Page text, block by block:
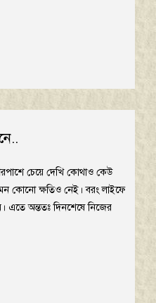
চেয়ে দেখি কোথাও কেউ
কোনো ক্ষতিও নেই। বরং লাইফে
এতে অন্ততঃ দিনশেষে নিজের